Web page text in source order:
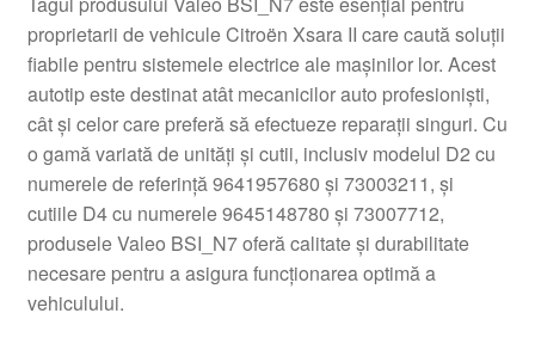
Despre noi
Finalizare comandă
Livrare
Livrare în toată lumea
Plângere
proprietarii de vehicule Citroën Xsara II care caută soluții
fiabile pentru sistemele electrice ale mașinilor lor. Acest
autotip este destinat atât mecanicilor auto profesioniști,
cât și celor care preferă să efectueze reparații singuri. Cu
o gamă variată de unități și cutii, inclusiv modelul D2 cu
numerele de referință 9641957680 și 73003211, și
cutiile D4 cu numerele 9645148780 și 73007712,
produsele Valeo BSI_N7 oferă calitate și durabilitate
necesare pentru a asigura funcționarea optimă a
vehiculului.